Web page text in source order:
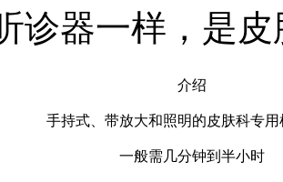
诊器一样，是
介绍
手持式、带放大和照明的皮肤科专用
一般需几分钟到半小时